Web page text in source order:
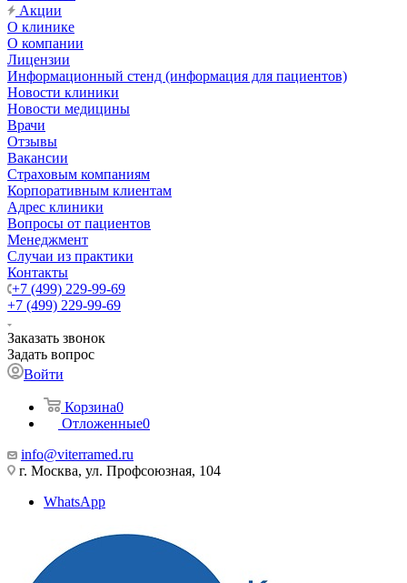
Акции
О клинике
О компании
Лицензии
Информационный стенд (информация для пациентов)
Новости клиники
Новости медицины
Врачи
Отзывы
Вакансии
Страховым компаниям
Корпоративным клиентам
Адрес клиники
Вопросы от пациентов
Менеджмент
Случаи из практики
Контакты
+7 (499) 229-99-69
+7 (499) 229-99-69
Заказать звонок
Задать вопрос
Войти
Корзина0
Отложенные0
info@viterramed.ru
г. Москва, ул. Профсоюзная, 104
WhatsApp